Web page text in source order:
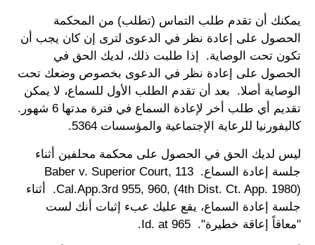
يمكنك أن تقدم طلب التماس (تطلب) من المحكمة
الحصول على إعادة نظر في الدعوى لترى إن كان يجب أن
تكون تحت الوصاية. إذا طلبت ذلك، لديك الحق في
الحصول على إعادة نظر في الدعوى بخصوص وضعك تحت
الوصاية أصلا. بعد أن تقدم الطلب الأول للسماع، لا يمكن
تقديم أي طلب أخر لإعادة السماع في فترة مدتها 6 شهور.
كاليفورنيا للرعاية الإجتماعية والمؤسسات 5364.
ليس لديك الحق في الحصول على محكمة محلفين أثناء
جلسة إعادة السماع. Baber v. Superior Court, 113
Cal.App.3rd 955, 960, (4th Dist. Ct. App. 1980). أثناء
جلسة إعادة السماع، يقع عليك عبء إثبات أنك لست
"معاقاً إعاقة خطيرة". Id. at 965.